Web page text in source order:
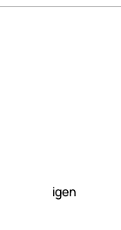
igen